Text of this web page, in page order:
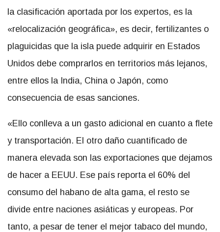
la clasificación aportada por los expertos, es la
«relocalización geográfica», es decir, fertilizantes o
plaguicidas que la isla puede adquirir en Estados
Unidos debe comprarlos en territorios más lejanos,
entre ellos la India, China o Japón, como
consecuencia de esas sanciones.
«Ello conlleva a un gasto adicional en cuanto a flete
y transportación. El otro daño cuantificado de
manera elevada son las exportaciones que dejamos
de hacer a EEUU. Ese país reporta el 60% del
consumo del habano de alta gama, el resto se
divide entre naciones asiáticas y europeas. Por
tanto, a pesar de tener el mejor tabaco del mundo,